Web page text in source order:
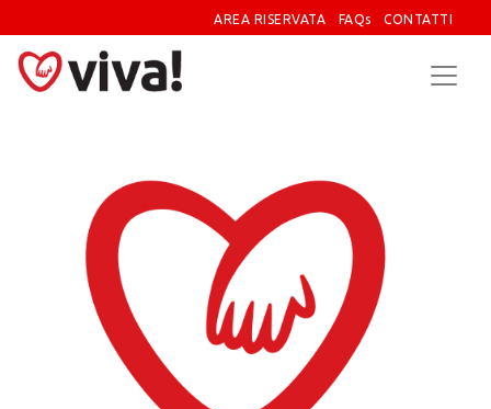
AREA RISERVATA FAQs CONTATTI